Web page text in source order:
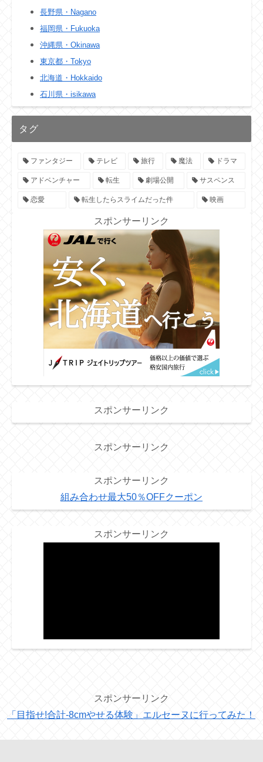
長野県・Nagano
福岡県・Fukuoka
沖縄県・Okinawa
東京都・Tokyo
北海道・Hokkaido
石川県・isikawa
タグ
ファンタジー テレビ 旅行 魔法 ドラマ
アドベンチャー 転生 劇場公開 サスペンス
恋愛 転生したらスライムだった件 映画
スポンサーリンク
スポンサーリンク
スポンサーリンク
スポンサーリンク
組み合わせ最大50％OFFクーポン
スポンサーリンク
スポンサーリンク
「目指せ!合計-8cmやせる体験」エルセーヌに行ってみた！